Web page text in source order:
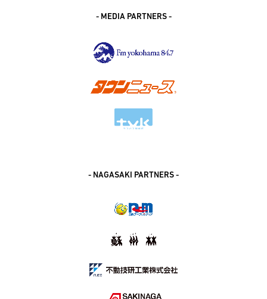
- MEDIA PARTNERS -
- NAGASAKI PARTNERS -